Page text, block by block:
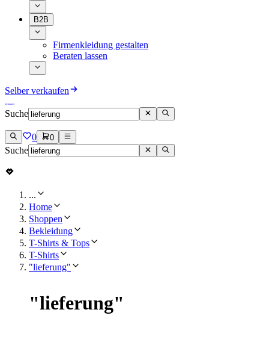
B2B
Firmenkleidung gestalten
Beraten lassen
Selber verkaufen
Suche
0 0
Suche
...
Home
Shoppen
Bekleidung
T-Shirts & Tops
T-Shirts
"lieferung"
"lieferung"